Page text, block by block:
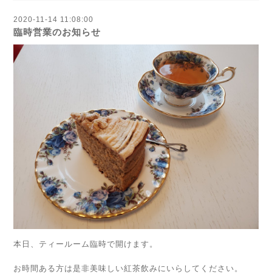
2020-11-14 11:08:00
臨時営業のお知らせ
本日、ティールーム臨時で開けます。
お時間ある方は是非美味しい紅茶飲みにいらしてください。